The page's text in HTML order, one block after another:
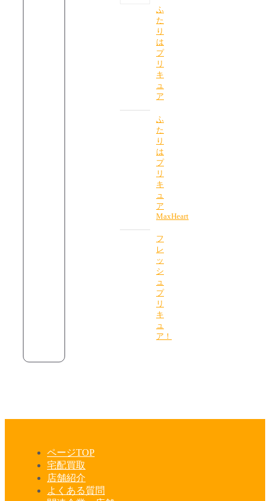
ふ
た
り
は
プ
リ
キ
ュ
ア
ふ
た
り
は
プ
リ
キ
ュ
ア
MaxHeart
フ
レ
ッ
シ
ュ
プ
リ
キ
ュ
ア！
ページTOP
宅配買取
店舗紹介
よくある質問